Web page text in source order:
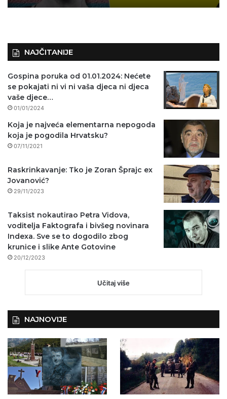
otvorila centar za pomoć silovanim
ženama, Amnesty ga proglasio
“problematičnim”
NAJČITANIJE
Gospina poruka od 01.01.2024: Nećete
se pokajati ni vi ni vaša djeca ni djeca
vaše djece…
01/01/2024
Koja je najveća elementarna nepogoda
koja je pogodila Hrvatsku?
07/11/2021
Raskrinkavanje: Tko je Zoran Šprajc ex
Jovanović?
29/11/2023
Taksist nokautirao Petra Vidova,
voditelja Faktografa i bivšeg novinara
Indexa. Sve se to dogodilo zbog
krunice i slike Ante Gotovine
20/12/2023
Učitaj više
NAJNOVIJE